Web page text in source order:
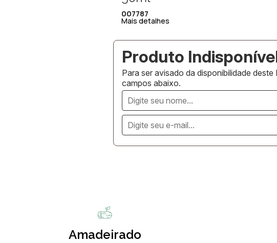
007787
Mais detalhes
Para ser avisado da disponibilidade
campos abaixo.
Amadeirado